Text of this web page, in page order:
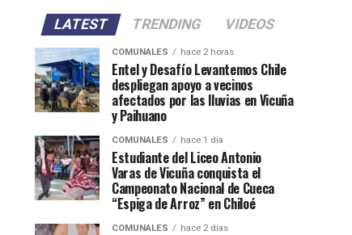
LATEST TRENDING VIDEOS
COMUNALES hace 2 horas
Entel y Desafío Levantemos Chile
despliegan apoyo a vecinos
afectados por las lluvias en Vicuña
y Paihuano
COMUNALES hace 1 día
Estudiante del Liceo Antonio
Varas de Vicuña conquista el
Campeonato Nacional de Cueca
“Espiga de Arroz” en Chiloé
COMUNALES hace 2 días